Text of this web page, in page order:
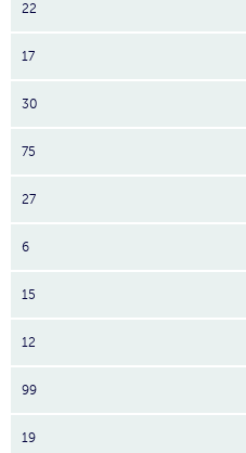
22
17
30
75
27
6
15
12
99
19